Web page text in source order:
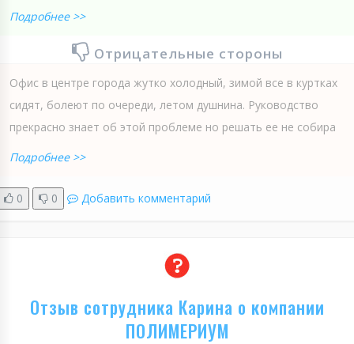
Подробнее >>
Отрицательные стороны
Офис в центре города жутко холодный, зимой все в куртках
сидят, болеют по очереди, летом душнина. Руководство
прекрасно знает об этой проблеме но решать ее не собира
Подробнее >>
0 0 Добавить комментарий
Отзыв сотрудника Карина о компании
ПОЛИМЕРИУМ